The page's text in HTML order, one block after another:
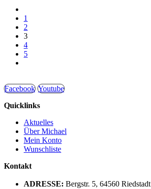
1
2
3
4
5
Facebook Youtube
Quicklinks
Aktuelles
Über Michael
Mein Konto
Wunschliste
Kontakt
ADRESSE: Bergstr. 5, 64560 Riedstadt